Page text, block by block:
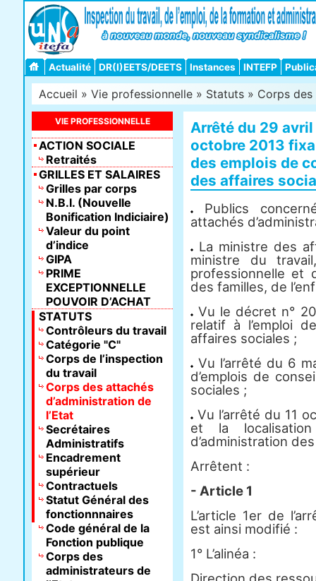
Actualité DR(I)EETS/DEETS Instances INTEFP
Accueil » Vie professionnelle » Statuts » Corps des
Arrêté du 29 avril
octobre 2013
des emplois de
des affaires
Publics
attachés
La ministre des
ministre du
professionnelle et
des familles, de
Vu le décret n°
relatif à l’emploi
affaires sociales ;
Vu l’arrêté du 6
d’emplois de
sociales ;
Vu l’arrêté du 11
et la
d’administration
Arrêtent :
- Article 1
L’article 1er de
est ainsi modifié :
1° L’alinéa :
VIE PROFESSIONNELLE
ACTION SOCIALE
Retraités
GRILLES ET SALAIRES
Grilles par corps
N.B.I. (Nouvelle
Bonification Indiciaire)
Valeur du point
d’indice
GIPA
PRIME
EXCEPTIONNELLE
POUVOIR D’ACHAT
STATUTS
Contrôleurs du travail
Catégorie "C"
Corps de l’inspection
du travail
Corps des attachés
d’administration de
l’Etat
Secrétaires
Administratifs
Encadrement
supérieur
Contractuels
Statut Général des
fonctionnnaires
Code général de la
Fonction publique
Corps des
administrateurs de